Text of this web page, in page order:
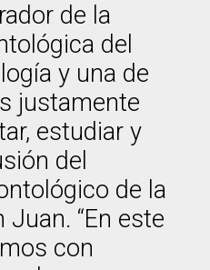
de la
del
y una de
justamente
estudiar y
del
de la
Juan. “En este
con